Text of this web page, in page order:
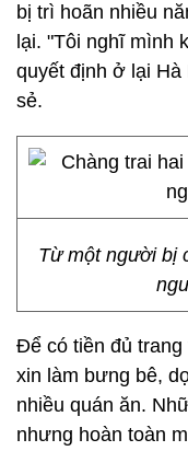
bị trì hoãn nhiều
lại. "Tôi nghĩ mình
quyết định ở lại Hà
sẻ.
Từ một người bị
Để có tiền đủ
xin làm bưng bê,
nhiều quán ăn.
nhưng hoàn toàn